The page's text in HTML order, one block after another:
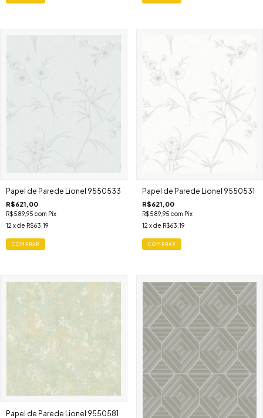
Papel de Parede Lionel 9550533
R$621,00
R$589,95 com Pix
12 x de R$63,19
Papel de Parede Lionel 9550531
R$621,00
R$589,95 com Pix
12 x de R$63,19
Papel de Parede Lionel 9550581